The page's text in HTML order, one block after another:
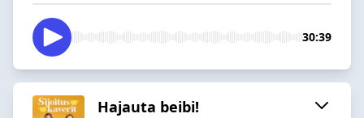
30:39
Hajauta beibi!